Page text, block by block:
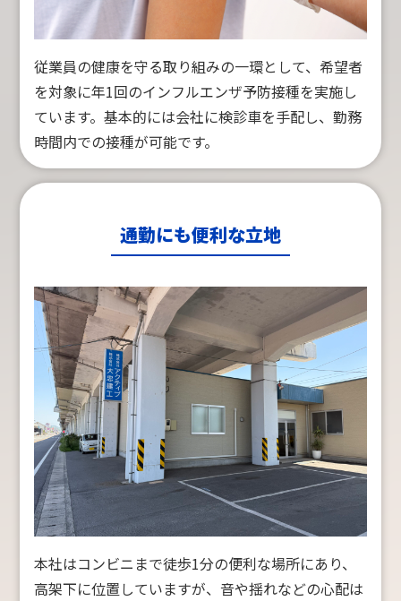
従業員の健康を守る取り組みの一環として、希望者
を対象に年1回のインフルエンザ予防接種を実施し
ています。基本的には会社に検診車を手配し、勤務
時間内での接種が可能です。
通勤にも便利な立地
本社はコンビニまで徒歩1分の便利な場所にあり、
高架下に位置していますが、音や揺れなどの心配は